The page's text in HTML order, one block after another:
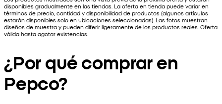
disponibles gradualmente en las tiendas. La oferta en tienda puede variar en
términos de precio, cantidad y disponibilidad de productos (algunos artículos
estarán disponibles solo en ubicaciones seleccionadas). Las fotos muestran
diseños de muestra y pueden diferir ligeramente de los productos reales. Oferta
válida hasta agotar existencias.
¿Por qué comprar en
Pepco?